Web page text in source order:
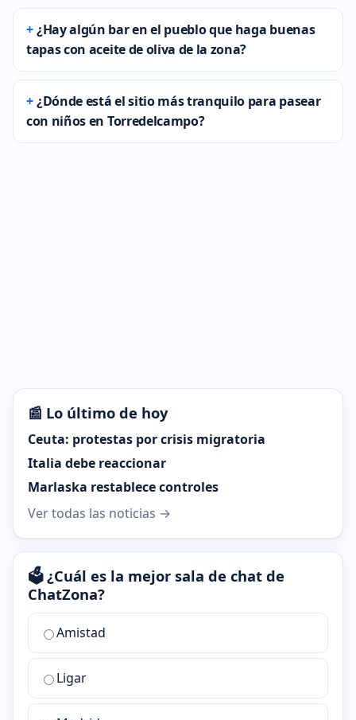
¿Hay algún bar en el pueblo que haga buenas
tapas con aceite de oliva de la zona?
¿Dónde está el sitio más tranquilo para pasear
con niños en Torredelcampo?
📰 Lo último de hoy
Ceuta: protestas por crisis migratoria
Italia debe reaccionar
Marlaska restablece controles
Ver todas las noticias →
🗳️ ¿Cuál es la mejor sala de chat de
ChatZona?
¿Cuál
la
mejor
sala
Amistad
Ligar